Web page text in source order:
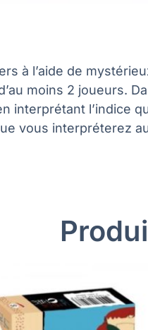
à l’aide de
moins 2 joueurs.
interprétant
vous interpréterez